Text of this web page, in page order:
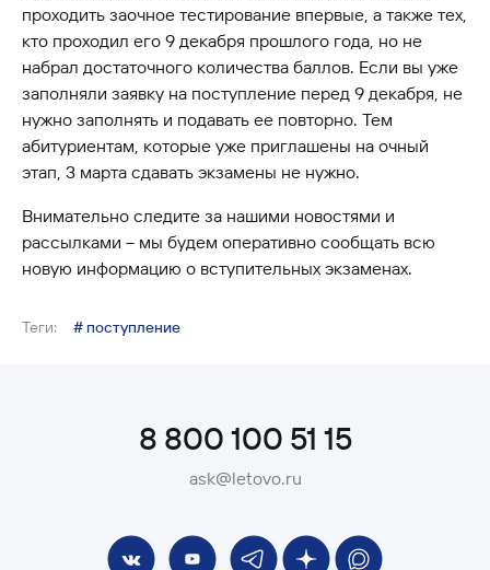
проходить заочное тестирование впервые, а также тех,
кто проходил его 9 декабря прошлого года, но не
набрал достаточного количества баллов. Если вы уже
заполняли заявку на поступление перед 9 декабря, не
нужно заполнять и подавать ее повторно. Тем
абитуриентам, которые уже приглашены на очный
этап, 3 марта сдавать экзамены не нужно.
Внимательно следите за нашими новостями и
рассылками – мы будем оперативно сообщать всю
новую информацию о вступительных экзаменах.
Теги: # поступление
8 800 100 51 15
ask@letovo.ru